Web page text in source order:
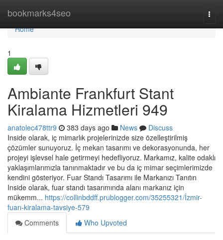
bookmarks4seo
Home
Home
1
Ambiante Frankfurt Stant
Kiralama Hizmetleri 949
anatolec478ttr9 383 days ago News
Discuss
Inside olarak, iç mimarlık projelerinizde size özelleştirilmiş
çözümler sunuyoruz. İç mekan tasarımı ve dekorasyonunda, her
projeyi işlevsel hale getirmeyi hedefliyoruz. Markamız, kalite odaklı
yaklaşımlarımızla tanınmaktadır ve bu da iç mimar seçimlerimizde
kendini gösteriyor. Fuar Standı Tasarımı ile Markanızı Tanıtın
Inside olarak, fuar standı tasarımında alanı markanız için
mükemm... https://collinbddff.prublogger.com/35255321/İzmir-
fuarı-kiralama-tavsiye-579
Comments
Who Upvoted